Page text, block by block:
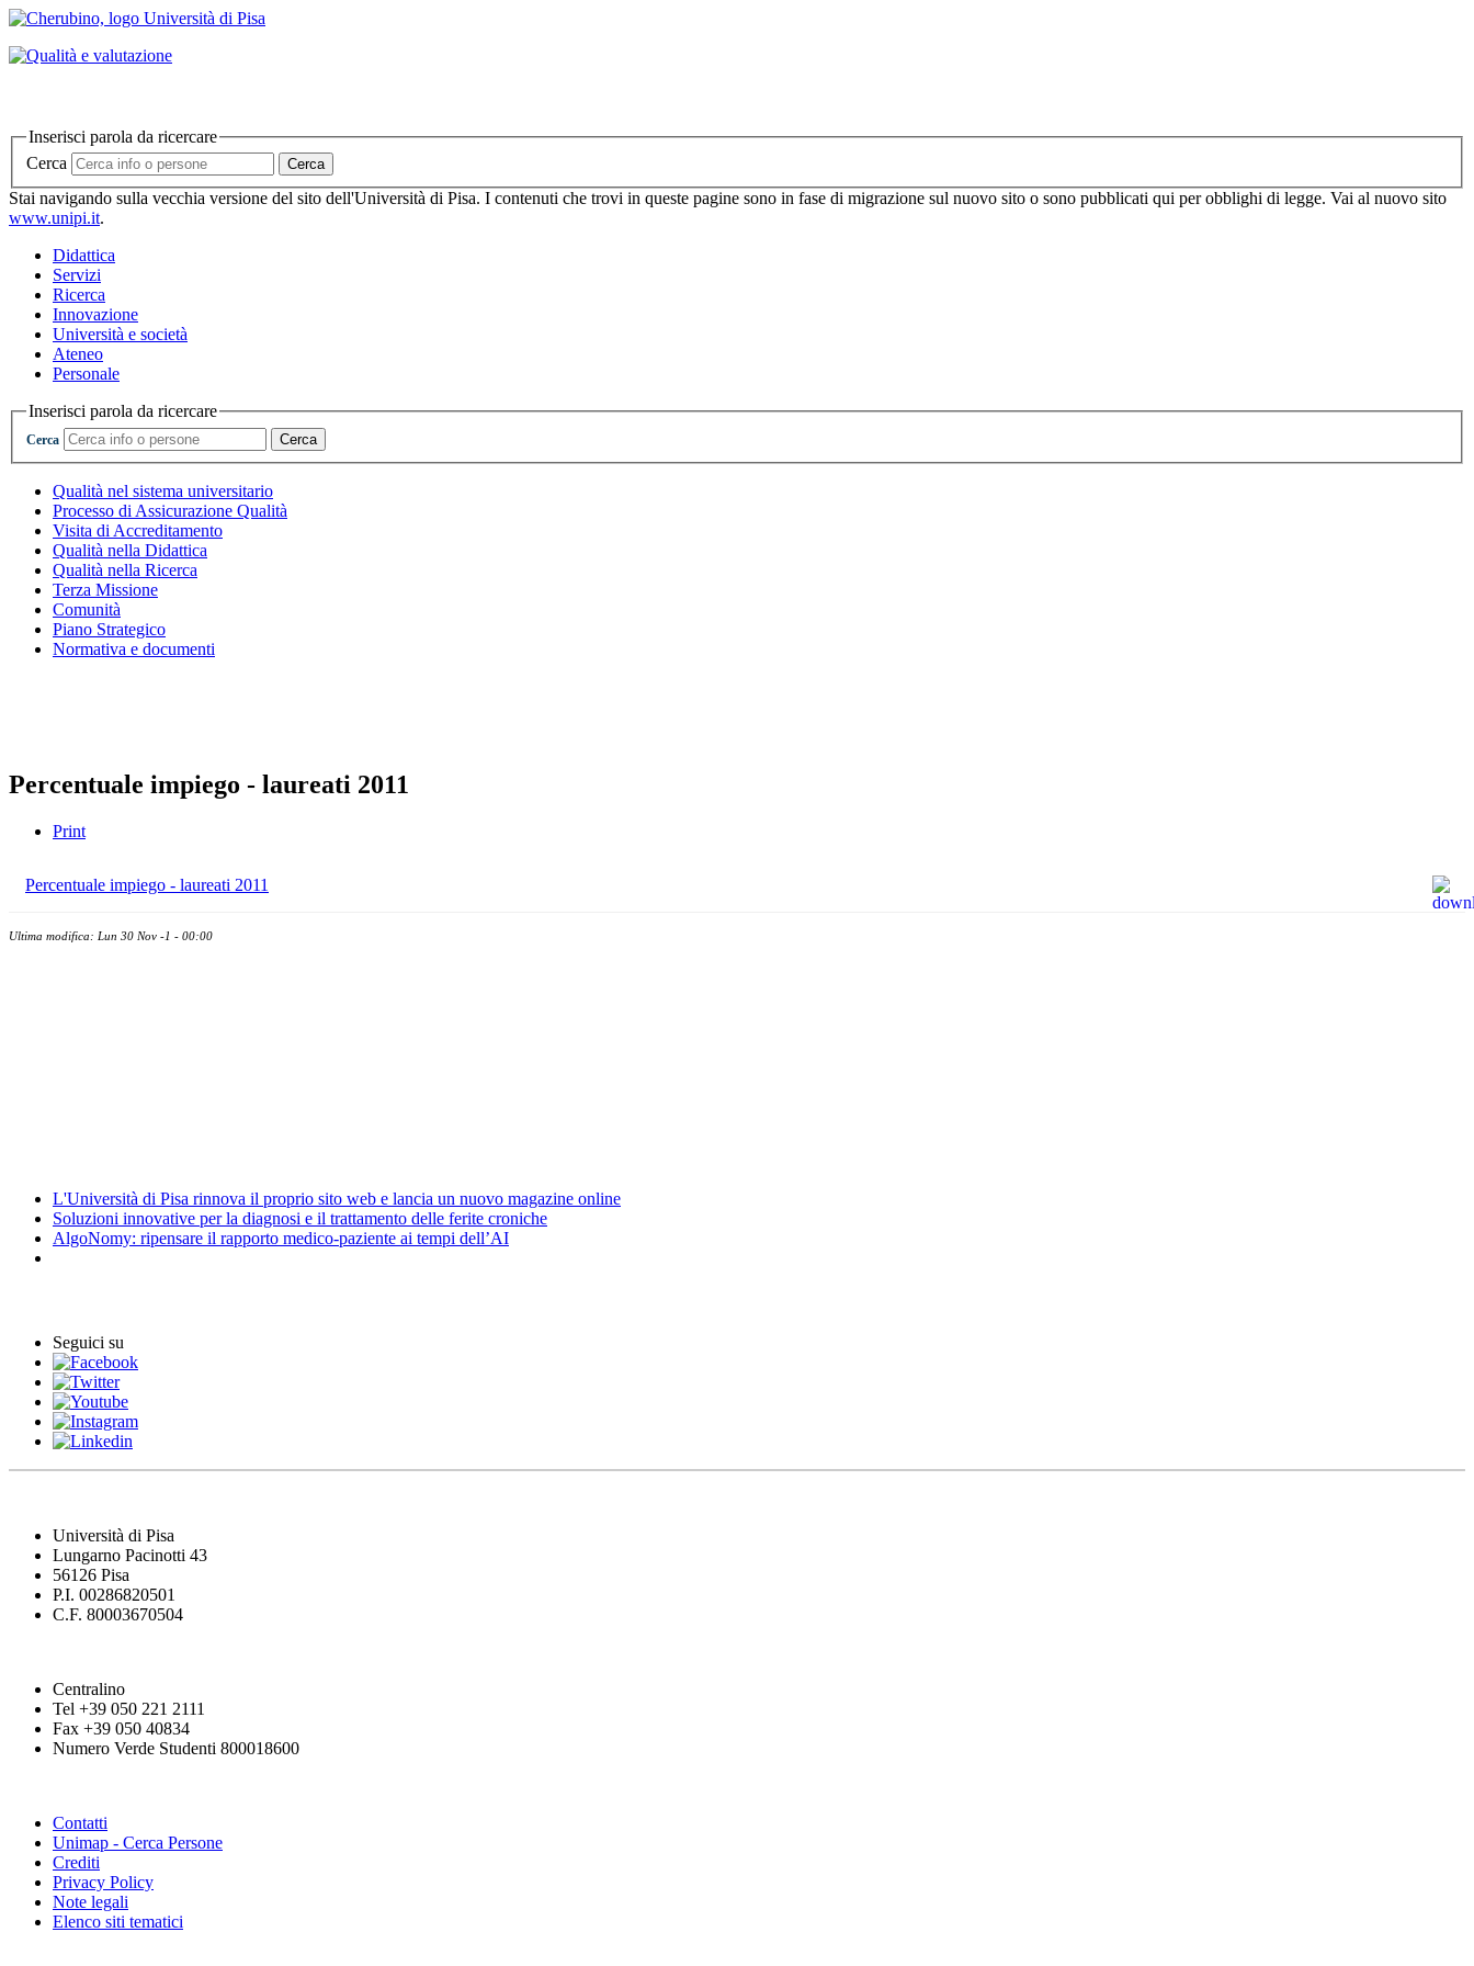
Inserisci parola da ricercare
Cerca
Cerca
Stai navigando sulla vecchia versione del sito dell'Università di Pisa. I contenuti che trovi in queste pagine sono in fase di migrazione sul nuovo sito o sono pubblicati qui per obblighi di legge. Vai al nuovo sito
www.unipi.it.
Didattica
Servizi
Ricerca
Innovazione
Università e società
Ateneo
Personale
Inserisci parola da ricercare
Cerca Cerca
Qualità nel sistema universitario
Processo di Assicurazione Qualità
Visita di Accreditamento
Qualità nella Didattica
Qualità nella Ricerca
Terza Missione
Comunità
Piano Strategico
Normativa e documenti
Percentuale impiego - laureati 2011
Print
Percentuale impiego - laureati 2011
Ultima modifica: Lun 30 Nov -1 - 00:00
L'Università di Pisa rinnova il proprio sito web e lancia un nuovo magazine online
Soluzioni innovative per la diagnosi e il trattamento delle ferite croniche
AlgoNomy: ripensare il rapporto medico-paziente ai tempi dell’AI
Seguici su
Università di Pisa
Lungarno Pacinotti 43
56126 Pisa
P.I. 00286820501
C.F. 80003670504
Centralino
Tel +39 050 221 2111
Fax +39 050 40834
Numero Verde Studenti 800018600
Contatti
Unimap - Cerca Persone
Crediti
Privacy Policy
Note legali
Elenco siti tematici